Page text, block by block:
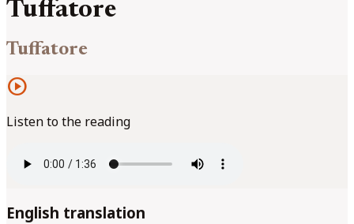
Tuffatore
Tuffatore
play_circle
Listen to the reading
English translation